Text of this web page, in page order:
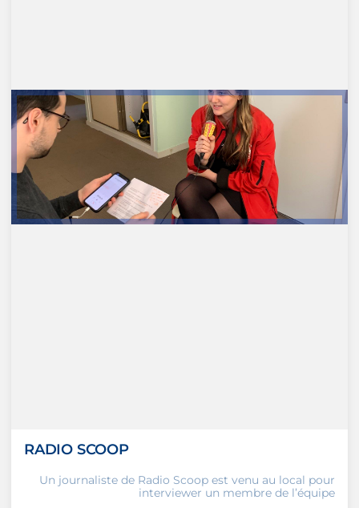
RADIO SCOOP
Un journaliste de Radio Scoop est venu au local pour
interviewer un membre de l’équipe